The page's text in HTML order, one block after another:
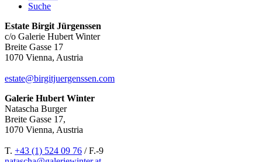
Suche
Estate Birgit Jürgenssen
c/o Galerie Hubert Winter
Breite Gasse 17
1070 Vienna, Austria
estate@birgitjuergenssen.com
Galerie Hubert Winter
Natascha Burger
Breite Gasse 17,
1070 Vienna, Austria
T. +43 (1) 524 09 76 / F.-9